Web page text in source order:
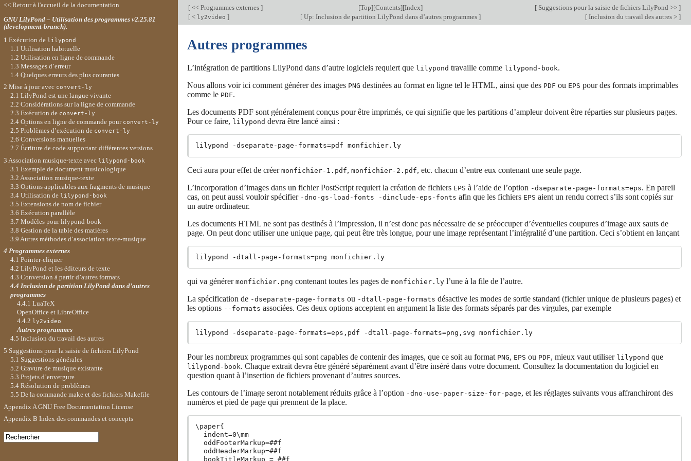
[ << Programmes externes ] [Top][Contents][Index] [ Suggestions pour la saisie de fichiers LilyPond >> ]
[ < ly2video ] [ Up: Inclusion de partition LilyPond dans d’autres programmes ] [ Inclusion du travail des autres > ]
Autres programmes
L’intégration de partitions LilyPond dans d’autre logiciels requiert que lilypond travaille comme lilypond-book.
Nous allons voir ici comment générer des images PNG destinées au format en ligne tel le HTML, ainsi que des PDF ou EPS pour des formats imprimables
comme le PDF.
Les documents PDF sont généralement conçus pour être imprimés, ce qui signifie que les partitions d’ampleur doivent être réparties sur plusieurs pages.
Pour ce faire, lilypond devra être lancé ainsi :
Ceci aura pour effet de créer monfichier-1.pdf, monfichier-2.pdf, etc. chacun d’entre eux contenant une seule page.
L’incorporation d’images dans un fichier PostScript requiert la création de fichiers EPS à l’aide de l’option -dseparate-page-formats=eps. En pareil
cas, on peut aussi vouloir spécifier -dno-gs-load-fonts -dinclude-eps-fonts afin que les fichiers EPS aient un rendu correct s’ils sont copiés sur
un autre ordinateur.
Les documents HTML ne sont pas destinés à l’impression, il n’est donc pas nécessaire de se préoccuper d’éventuelles coupures d’image aux sauts de
page. On peut donc utiliser une unique page, qui peut être très longue, pour une image représentant l’intégralité d’une partition. Ceci s’obtient en lançant
qui va générer monfichier.png contenant toutes les pages de monfichier.ly l’une à la file de l’autre.
La spécification de -dseparate-page-formats ou -dtall-page-formats désactive les modes de sortie standard (fichier unique de plusieurs pages) et
les options --formats associées. Ces deux options acceptent en argument la liste des formats séparés par des virgules, par exemple
Pour les nombreux programmes qui sont capables de contenir des images, que ce soit au format PNG, EPS ou PDF, mieux vaut utiliser lilypond que
lilypond-book. Chaque extrait devra être généré séparément avant d’être inséré dans votre document. Consultez la documentation du logiciel en
question quant à l’insertion de fichiers provenant d’autres sources.
Les contours de l’image seront notablement réduits grâce à l’option -dno-use-paper-size-for-page, et les réglages suivants vous affranchiront des
numéros et pied de page qui prennent de la place.
\paper{
  indent=0\mm
  oddFooterMarkup=##f
  oddHeaderMarkup=##f
  bookTitleMarkup = ##f
<< Retour à l'accueil de la documentation
GNU LilyPond – Utilisation des programmes v2.25.81
(development-branch).
1 Exécution de lilypond
1.1 Utilisation habituelle
1.2 Utilisation en ligne de commande
1.3 Messages d’erreur
1.4 Quelques erreurs des plus courantes
2 Mise à jour avec convert-ly
2.1 LilyPond est une langue vivante
2.2 Considérations sur la ligne de commande
2.3 Exécution de convert-ly
2.4 Options en ligne de commande pour convert-ly
2.5 Problèmes d’exécution de convert-ly
2.6 Conversions manuelles
2.7 Écriture de code supportant différentes versions
3 Association musique-texte avec lilypond-book
3.1 Exemple de document musicologique
3.2 Association musique-texte
3.3 Options applicables aux fragments de musique
3.4 Utilisation de lilypond-book
3.5 Extensions de nom de fichier
3.6 Exécution parallèle
3.7 Modèles pour lilypond-book
3.8 Gestion de la table des matières
3.9 Autres méthodes d’association texte-musique
4 Programmes externes
4.1 Pointer-cliquer
4.2 LilyPond et les éditeurs de texte
4.3 Conversion à partir d’autres formats
4.4 Inclusion de partition LilyPond dans d’autres
programmes
4.4.1 LuaTeX
OpenOffice et LibreOffice
4.4.2ly2video
Autres programmes
4.5 Inclusion du travail des autres
5 Suggestions pour la saisie de fichiers LilyPond
5.1 Suggestions générales
5.2 Gravure de musique existante
5.3 Projets d’envergure
5.4 Résolution de problèmes
5.5 De la commande make et des fichiers Makefile
Appendix A GNU Free Documentation License
Appendix B Index des commandes et concepts